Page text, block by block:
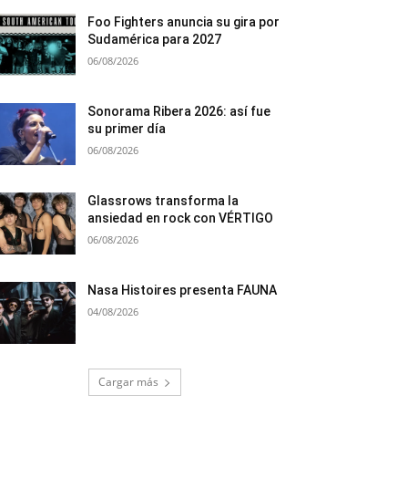
Foo Fighters anuncia su gira por
Sudamérica para 2027
06/08/2026
Sonorama Ribera 2026: así fue
su primer día
06/08/2026
Glassrows transforma la
ansiedad en rock con VÉRTIGO
06/08/2026
Nasa Histoires presenta FAUNA
04/08/2026
Cargar más